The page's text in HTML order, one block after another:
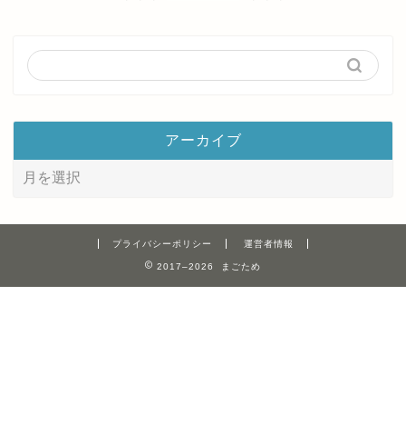
アーカイブ
プライバシーポリシー 運営者情報
2017–2026 まごため